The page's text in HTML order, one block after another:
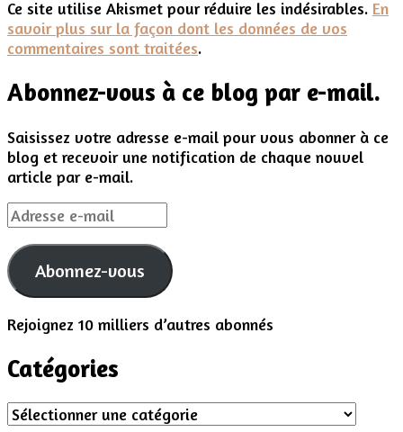
Ce site utilise Akismet pour réduire les indésirables. En
savoir plus sur la façon dont les données de vos
commentaires sont traitées.
Abonnez-vous à ce blog par e-mail.
Saisissez votre adresse e-mail pour vous abonner à ce
blog et recevoir une notification de chaque nouvel
article par e-mail.
Adresse
e-
mail
Abonnez-vous
Rejoignez 10 milliers d’autres abonnés
Catégories
Catégories